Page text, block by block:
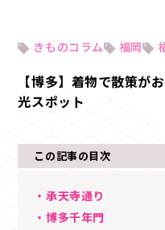
きものコラム 福岡
【博多】着物で散策が
光スポット
この記事の目次
・承天寺通り
・博多千年門